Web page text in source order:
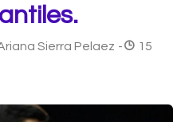
Sierra Pelaez -
15